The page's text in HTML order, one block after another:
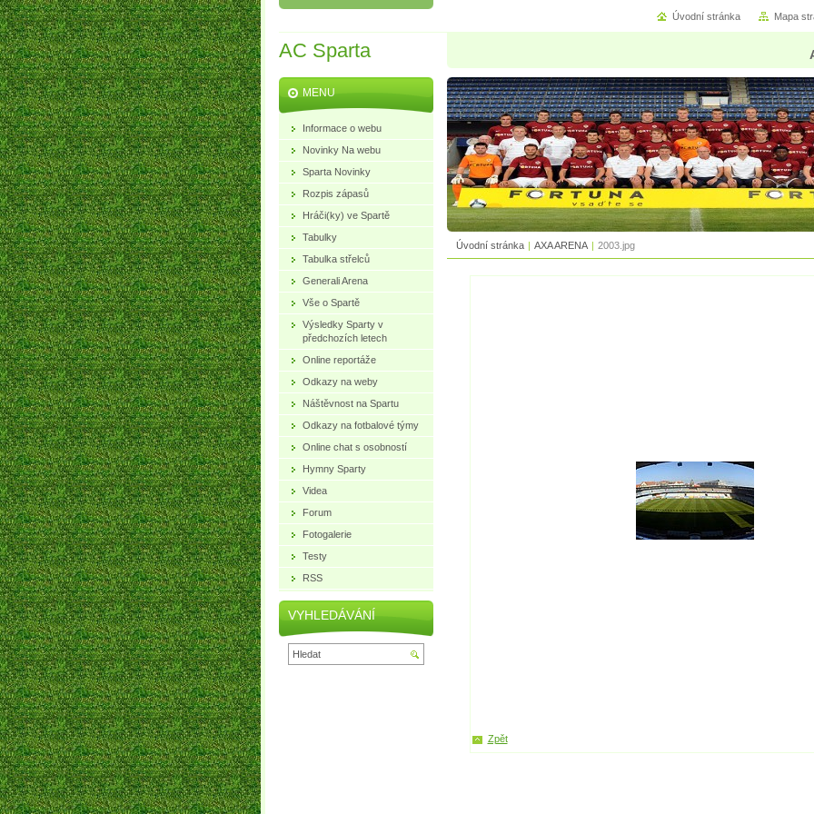
AC Sparta
Úvodní stránka | AXA ARENA | 2003.jpg
Zpět
MENU
Informace o webu
Novinky Na webu
Sparta Novinky
Rozpis zápasů
Hráči(ky) ve Spartě
Tabulky
Tabulka střelců
Generali Arena
Vše o Spartě
Výsledky Sparty v
předchozích letech
Online reportáže
Odkazy na weby
Náštěvnost na Spartu
Odkazy na fotbalové týmy
Online chat s osobností
Hymny Sparty
Videa
Forum
Fotogalerie
Testy
RSS
VYHLEDÁVÁNÍ
Úvodní stránka Mapa